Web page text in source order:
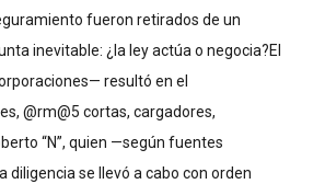
fueron retirados de un
inevitable: ¿la ley actúa o negocia?El
resultó en el
@rm@5 cortas, cargadores,
“N”, quien —según fuentes
se llevó a cabo con orden